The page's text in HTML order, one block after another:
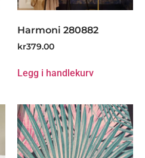
Harmoni 280882
kr379.00
Legg i handlekurv